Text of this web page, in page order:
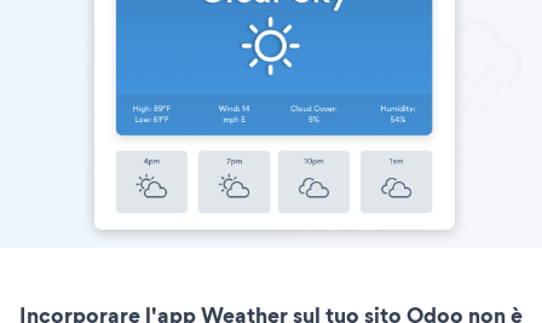
Incorporare l'app Weather sul tuo sito Odoo non è